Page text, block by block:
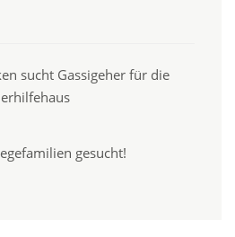
sucht Gassigeher für die
gesucht!